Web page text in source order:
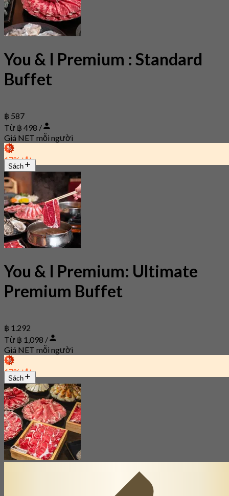
You & I Premium : Standard
Buffet
฿ 587
Từ ฿ 498 /
Giá NET mỗi người
17% tắt
Sách
You & I Premium: Ultimate
Premium Buffet
฿ 1.292
Từ ฿ 1,098 /
Giá NET mỗi người
17% tắt
Sách